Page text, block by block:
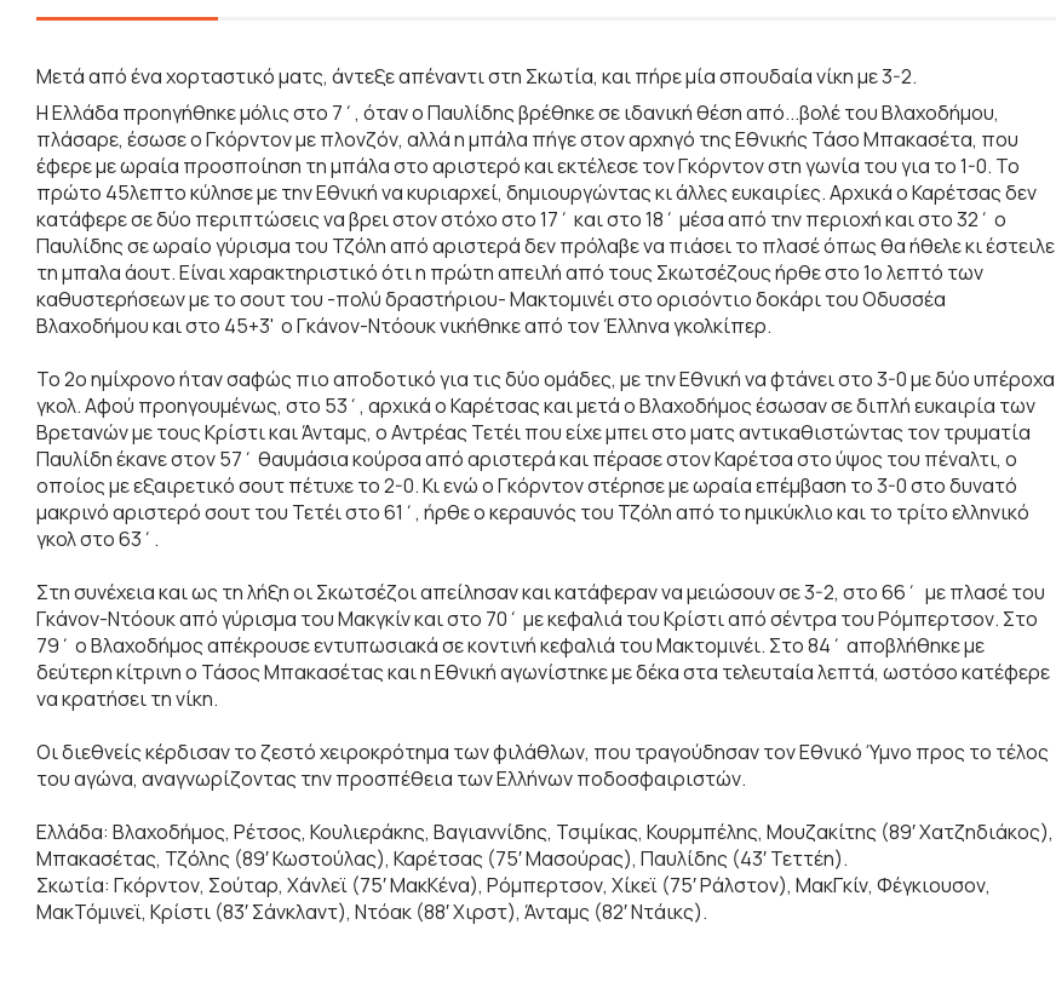
Μετά από ένα χορταστικό ματς, άντεξε απέναντι στη Σκωτία, και πήρε μία σπουδαία νίκη με 3-2.
Η Ελλάδα προηγήθηκε μόλις στο 7΄, όταν ο Παυλίδης βρέθηκε σε ιδανική θέση από...βολέ του Βλαχοδήμου,
πλάσαρε, έσωσε ο Γκόρντον με πλονζόν, αλλά η μπάλα πήγε στον αρχηγό της Εθνικής Τάσο Μπακασέτα, που
έφερε με ωραία προσποίηση τη μπάλα στο αριστερό και εκτέλεσε τον Γκόρντον στη γωνία του για το 1-0. Το
πρώτο 45λεπτο κύλησε με την Εθνική να κυριαρχεί, δημιουργώντας κι άλλες ευκαιρίες. Αρχικά ο Καρέτσας δεν
κατάφερε σε δύο περιπτώσεις να βρει στον στόχο στο 17΄ και στο 18΄ μέσα από την περιοχή και στο 32΄ ο
Παυλίδης σε ωραίο γύρισμα του Τζόλη από αριστερά δεν πρόλαβε να πιάσει το πλασέ όπως θα ήθελε κι έστειλε
τη μπαλα άουτ. Είναι χαρακτηριστικό ότι η πρώτη απειλή από τους Σκωτσέζους ήρθε στο 1ο λεπτό των
καθυστερήσεων με το σουτ του -πολύ δραστήριου- Μακτομινέι στο ορισόντιο δοκάρι του Οδυσσέα
Βλαχοδήμου και στο 45+3' ο Γκάνον-Ντόουκ νικήθηκε από τον Έλληνα γκολκίπερ.
Το 2ο ημίχρονο ήταν σαφώς πιο αποδοτικό για τις δύο ομάδες, με την Εθνική να φτάνει στο 3-0 με δύο υπέροχα
γκολ. Αφού προηγουμένως, στο 53΄, αρχικά ο Καρέτσας και μετά ο Βλαχοδήμος έσωσαν σε διπλή ευκαιρία των
Βρετανών με τους Κρίστι και Άνταμς, ο Αντρέας Τετέι που είχε μπει στο ματς αντικαθιστώντας τον τρυματία
Παυλίδη έκανε στον 57΄ θαυμάσια κούρσα από αριστερά και πέρασε στον Καρέτσα στο ύψος του πέναλτι, ο
οποίος με εξαιρετικό σουτ πέτυχε το 2-0. Κι ενώ ο Γκόρντον στέρησε με ωραία επέμβαση το 3-0 στο δυνατό
μακρινό αριστερό σουτ του Τετέι στο 61΄, ήρθε ο κεραυνός του Τζόλη από το ημικύκλιο και το τρίτο ελληνικό
γκολ στο 63΄.
Στη συνέχεια και ως τη λήξη οι Σκωτσέζοι απείλησαν και κατάφεραν να μειώσουν σε 3-2, στο 66΄ με πλασέ του
Γκάνον-Ντόουκ από γύρισμα του Μακγκίν και στο 70΄ με κεφαλιά του Κρίστι από σέντρα του Ρόμπερτσον. Στο
79΄ ο Βλαχοδήμος απέκρουσε εντυπωσιακά σε κοντινή κεφαλιά του Μακτομινέι. Στο 84΄ αποβλήθηκε με
δεύτερη κίτρινη ο Τάσος Μπακασέτας και η Εθνική αγωνίστηκε με δέκα στα τελευταία λεπτά, ωστόσο κατέφερε
να κρατήσει τη νίκη.
Οι διεθνείς κέρδισαν το ζεστό χειροκρότημα των φιλάθλων, που τραγούδησαν τον Εθνικό Ύμνο προς το τέλος
του αγώνα, αναγνωρίζοντας την προσπέθεια των Ελλήνων ποδοσφαιριστών.
Ελλάδα: Βλαχοδήμος, Ρέτσος, Κουλιεράκης, Βαγιαννίδης, Τσιμίκας, Κουρμπέλης, Μουζακίτης (89′ Χατζηδιάκος),
Μπακασέτας, Τζόλης (89′ Κωστούλας), Καρέτσας (75′ Μασούρας), Παυλίδης (43′ Τεττέη).
Σκωτία: Γκόρντον, Σούταρ, Χάνλεϊ (75′ ΜακΚένα), Ρόμπερτσον, Χίκεϊ (75′ Ράλστον), ΜακΓκίν, Φέγκιουσον,
ΜακΤόμινεϊ, Κρίστι (83′ Σάνκλαντ), Ντόακ (88′ Χιρστ), Άνταμς (82′ Ντάικς).